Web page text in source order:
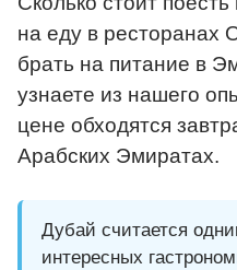
на еду в ресторанах
брать на питание в
узнаете из нашего
цене обходятся
Арабских Эмиратах.
Дубай считается
интересных